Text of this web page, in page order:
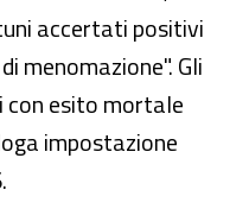
accertati positivi
menomazione". Gli
esito mortale
impostazione